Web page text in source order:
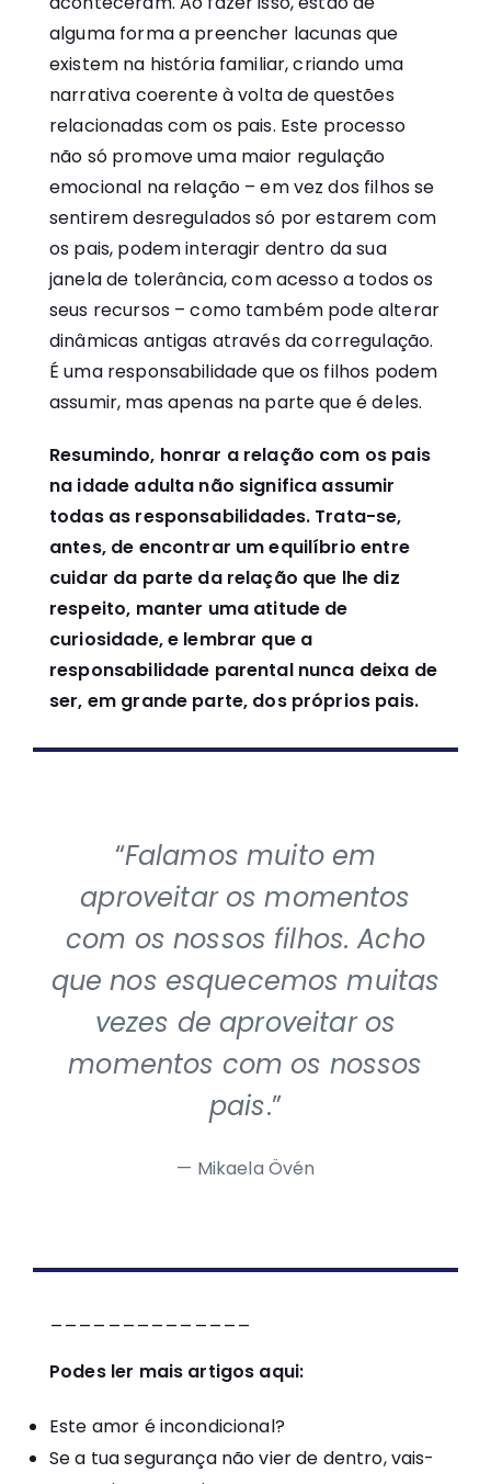
alguma forma a preencher lacunas que
existem na história familiar, criando uma
narrativa coerente à volta de questões
relacionadas com os pais. Este processo
não só promove uma maior regulação
emocional na relação – em vez dos filhos se
sentirem desregulados só por estarem com
os pais, podem interagir dentro da sua
janela de tolerância, com acesso a todos os
seus recursos – como também pode alterar
dinâmicas antigas através da corregulação.
É uma responsabilidade que os filhos podem
assumir, mas apenas na parte que é deles.
Resumindo, honrar a relação com os pais
na idade adulta não significa assumir
todas as responsabilidades. Trata-se,
antes, de encontrar um equilíbrio entre
cuidar da parte da relação que lhe diz
respeito, manter uma atitude de
curiosidade, e lembrar que a
responsabilidade parental nunca deixa de
ser, em grande parte, dos próprios pais.
“Falamos muito em
aproveitar os momentos
com os nossos filhos. Acho
que nos esquecemos muitas
vezes de aproveitar os
momentos com os nossos
pais.”
Mikaela Övén
Podes ler mais artigos aqui:
Este amor é incondicional?
Se a tua segurança não vier de dentro, vais-